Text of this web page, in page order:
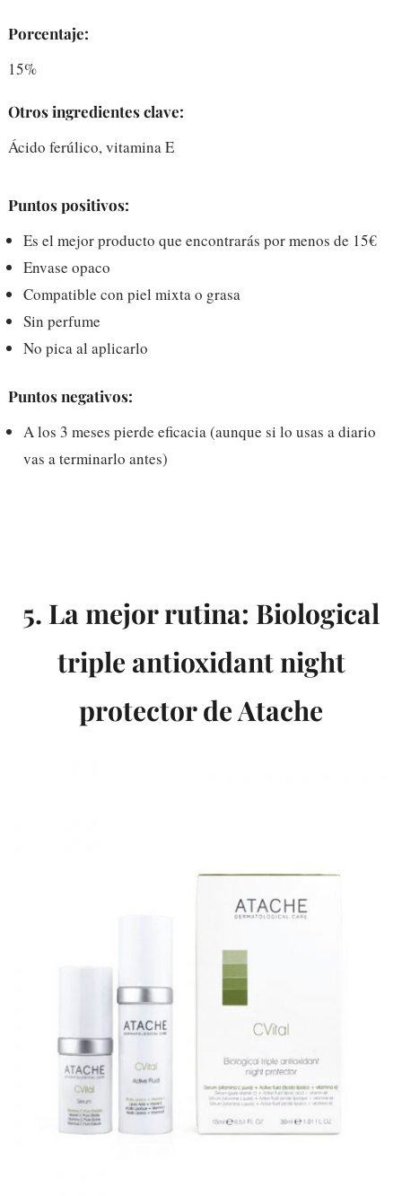
Porcentaje:
15%
Otros ingredientes clave:
Ácido ferúlico, vitamina E
Puntos positivos:
Es el mejor producto que encontrarás por menos de 15€
Envase opaco
Compatible con piel mixta o grasa
Sin perfume
No pica al aplicarlo
Puntos negativos:
A los 3 meses pierde eficacia (aunque si lo usas a diario
vas a terminarlo antes)
5. La mejor rutina: Biological
triple antioxidant night
protector de Atache